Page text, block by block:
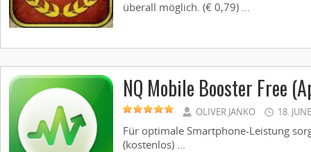
überall möglich. (€ 0,79) ...
NQ Mobile Booster Free
OLIVER JANKO 18.
Für optimale Smartphone-Leistung
(kostenlos) ...